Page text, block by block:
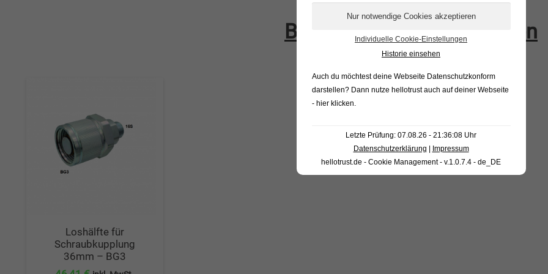
Bestellung vervollständigen
Loshälfte für
Schraubkupplung
36mm – BG3
Individuelle Cookie-Einstellungen
Historie einsehen
Auch du möchtest deine Webseite Datenschutzkonform
darstellen? Dann nutze hellotrust auch auf deiner Webseite
- hier klicken.
Letzte Prüfung: 07.08.26 - 21:36:08 Uhr
Datenschutzerklärung
Impressum
hellotrust.de - Cookie Management - v.1.0.7.4 - de_DE